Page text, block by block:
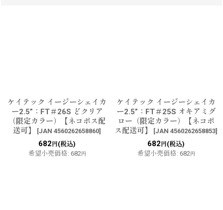
ケイテック イージーシェイカ
ー2.5”：FT＃26S どクリア
（限定カラー）【ネコポス配
送可】
[JAN 4560262658860]
682 円(税込)
希望小売価格: 682 円
ケイテック イージーシェイカ
ー2.5”：FT＃25S オキアミグ
ロー（限定カラー）【ネコポ
ス配送可】
[JAN 4560262658853]
682 円(税込)
希望小売価格: 682 円